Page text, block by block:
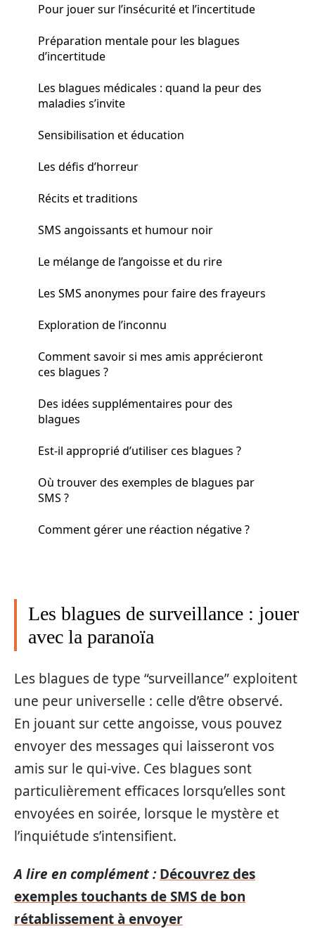
Pour jouer sur l’insécurité et l’incertitude
Préparation mentale pour les blagues
d’incertitude
Les blagues médicales : quand la peur des
maladies s’invite
Sensibilisation et éducation
Les défis d’horreur
Récits et traditions
SMS angoissants et humour noir
Le mélange de l’angoisse et du rire
Les SMS anonymes pour faire des frayeurs
Exploration de l’inconnu
Comment savoir si mes amis apprécieront
ces blagues ?
Des idées supplémentaires pour des
blagues
Est-il approprié d’utiliser ces blagues ?
Où trouver des exemples de blagues par
SMS ?
Comment gérer une réaction négative ?
Les blagues de surveillance : jouer
avec la paranoïa
Les blagues de type “surveillance” exploitent
une peur universelle : celle d’être observé.
En jouant sur cette angoisse, vous pouvez
envoyer des messages qui laisseront vos
amis sur le qui-vive. Ces blagues sont
particulièrement efficaces lorsqu’elles sont
envoyées en soirée, lorsque le mystère et
l’inquiétude s’intensifient.
A lire en complément : Découvrez des
exemples touchants de SMS de bon
rétablissement à envoyer